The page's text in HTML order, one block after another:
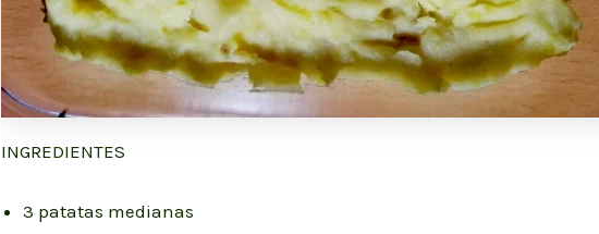
INGREDIENTES
3 patatas medianas